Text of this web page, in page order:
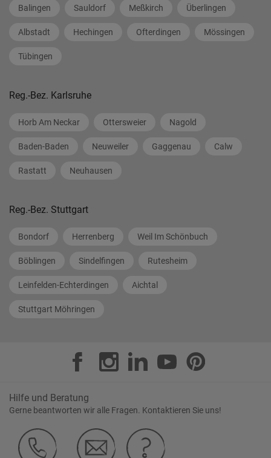
Balingen Sauldorf Meßkirch Überlingen
Albstadt Hechingen Ofterdingen Mössingen
Tübingen
Reg.-Bez. Karlsruhe
Horb Am Neckar Ottersweier Nagold
Baden-Baden Neuweiler Gaggenau Calw
Rastatt Neuhausen
Reg.-Bez. Stuttgart
Bondorf Herrenberg Weil Im Schönbuch
Böblingen Sindelfingen Rutesheim
Leinfelden-Echterdingen Aichtal
Stuttgart Möhringen
Hilfe und Beratung
Gerne beantworten wir alle Fragen. Kontaktieren Sie uns!